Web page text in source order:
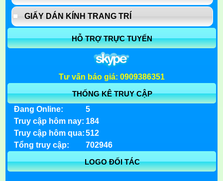
GIẤY DÁN KÍNH TRANG TRÍ
HỖ TRỢ TRỰC TUYẾN
Tư vấn báo giá: 0909386351
THỐNG KÊ TRUY CẬP
Đang Online:
5
Truy cập hôm nay: 184
Truy cập hôm qua: 512
Tổng truy cập:
702946
LOGO ĐỐI TÁC